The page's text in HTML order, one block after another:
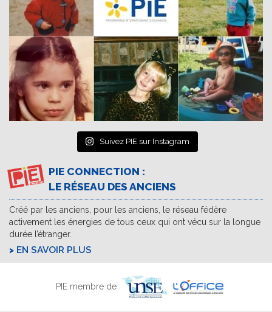
Suivez PIE sur Instagram
PIE CONNECTION :
LE RÉSEAU DES ANCIENS
Créé par les anciens, pour les anciens, le réseau fédère
activement les énergies de tous ceux qui ont vécu sur la longue
durée l’étranger.
EN SAVOIR PLUS
PIE membre de